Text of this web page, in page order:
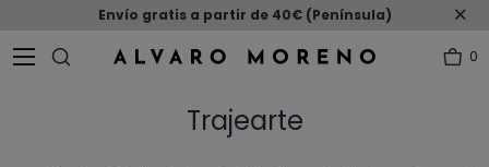
Envío gratis a partir de 40€ (Península)
0
Trajearte